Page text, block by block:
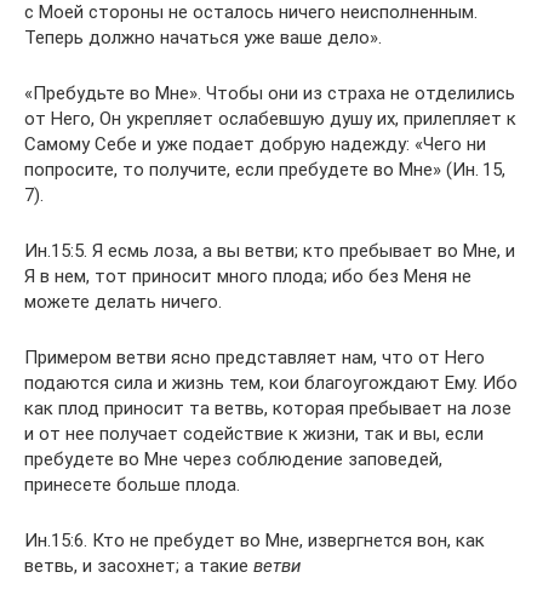
с Моей стороны не осталось ничего неисполненным.
Теперь должно начаться уже ваше дело».
«Пребудьте во Мне». Чтобы они из страха не отделились
от Него, Он укрепляет ослабевшую душу их, прилепляет к
Самому Себе и уже подает добрую надежду: «Чего ни
попросите, то получите, если пребудете во Мне» (Ин. 15,
7).
Ин.15:5. Я есмь лоза, а вы ветви; кто пребывает во Мне, и
Я в нем, тот приносит много плода; ибо без Меня не
можете делать ничего.
Примером ветви ясно представляет нам, что от Него
подаются сила и жизнь тем, кои благоугождают Ему. Ибо
как плод приносит та ветвь, которая пребывает на лозе
и от нее получает содействие к жизни, так и вы, если
пребудете во Мне через соблюдение заповедей,
принесете больше плода.
Ин.15:6. Кто не пребудет во Мне, извергнется вон, как
ветвь, и засохнет; а такие ветви